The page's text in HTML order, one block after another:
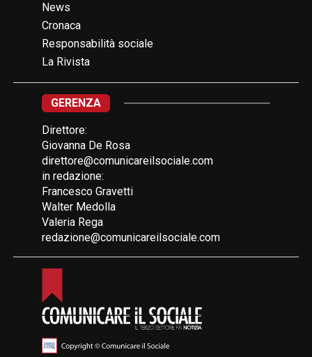
News
Cronaca
Responsabilità sociale
La Rivista
GERENZA
Direttore:
Giovanna De Rosa
direttore@comunicareilsociale.com
in redazione:
Francesco Gravetti
Walter Medolla
Valeria Rega
redazione@comunicareilsociale.com